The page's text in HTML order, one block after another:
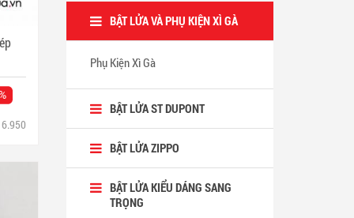
BẬT LỬA VÀ PHỤ KIỆN XÌ GÀ
Phụ Kiện Xì Gà
BẬT LỬA ST DUPONT
BẬT LỬA ZIPPO
BẬT LỬA KIỂU DÁNG SANG
TRỌNG